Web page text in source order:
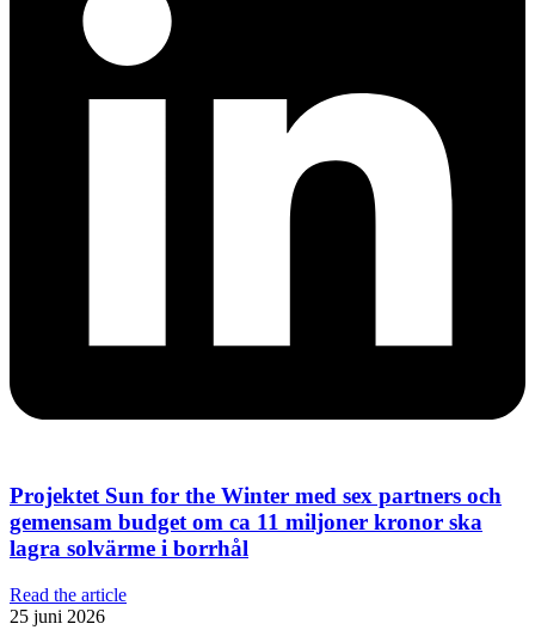
Projektet Sun for the Winter med sex partners och
gemensam budget om ca 11 miljoner kronor ska
lagra solvärme i borrhål
Read the article
25 juni 2026